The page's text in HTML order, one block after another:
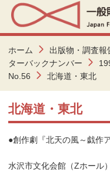
ホーム 出版物・調査報
ターバックナンバー
No.56
北海道・東北
北海道・東北
●創作劇『北天の風～戯作
水沢市文化会館（Zホール）